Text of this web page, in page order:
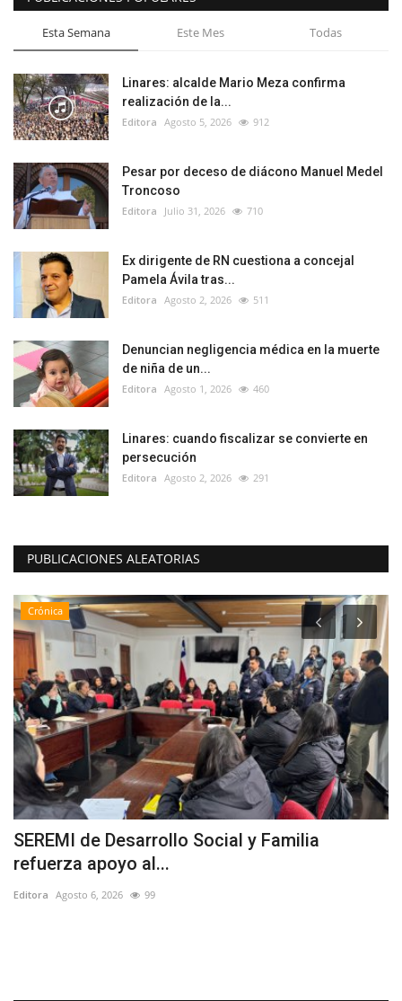
Esta Semana Este Mes Todas
Linares: alcalde Mario Meza confirma
realización de la...
Editora Agosto 5, 2026 912
Pesar por deceso de diácono Manuel Medel
Troncoso
Editora Julio 31, 2026 710
Ex dirigente de RN cuestiona a concejal
Pamela Ávila tras...
Editora Agosto 2, 2026 511
Denuncian negligencia médica en la muerte
de niña de un...
Editora Agosto 1, 2026 460
Linares: cuando fiscalizar se convierte en
persecución
Editora Agosto 2, 2026 291
PUBLICACIONES ALEATORIAS
Crónica
SEREMI de Desarrollo Social y Familia
refuerza apoyo al...
Editora Agosto 6, 2026 99